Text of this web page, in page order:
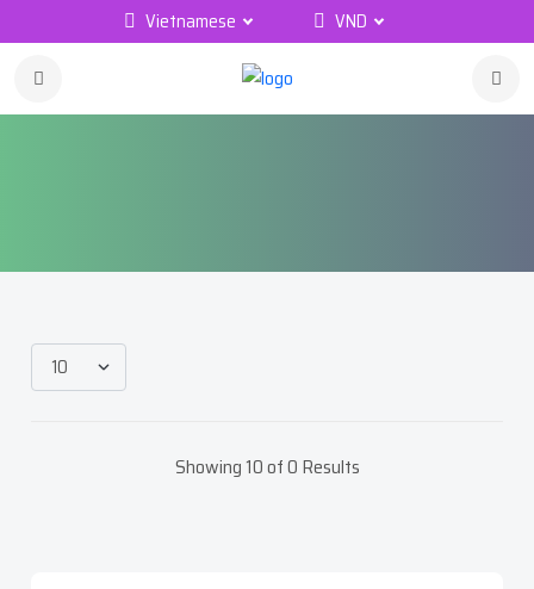
Vietnamese VND
Showing 10 of 0 Results